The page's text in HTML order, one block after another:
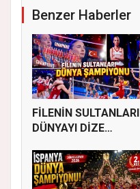
Benzer Haberler
FİLENİN SULTANLARI
DÜNYAYI DİZE